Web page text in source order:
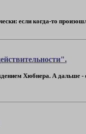
если когда-то
Хюбнера. А дальше -